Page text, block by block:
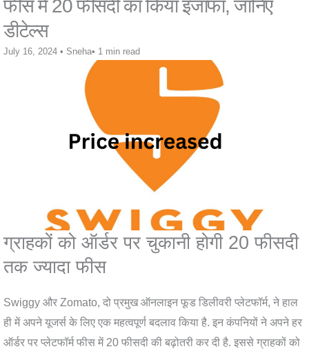
फीस में 20 फीसदी का किया इजाफा, जानिए
डीटेल्स
July 16, 2024 • Sneha• 1 min read
ग्राहकों को ऑर्डर पर चुकानी होगी 20 फीसदी
तक ज्यादा फीस
Swiggy और Zomato, दो प्रमुख ऑनलाइन फूड डिलीवरी प्लेटफॉर्म, ने हाल
ही में अपने यूजर्स के लिए एक महत्वपूर्ण बदलाव किया है. इन कंपनियों ने अपने हर
ऑर्डर पर प्लेटफॉर्म फीस में 20 फीसदी की बढ़ोतरी कर दी है. इससे ग्राहकों को